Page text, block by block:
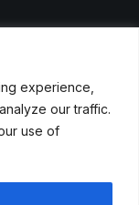
experience,
our traffic.
use of